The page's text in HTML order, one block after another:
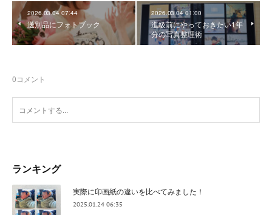
2026.03.04 07:44
送別品にフォトブック
2026.03.04 01:00
進級前にやっておきたい1年
分の写真整理術
0コメント
ランキング
実際に印画紙の違いを比べてみました！
2025.01.24 06:35